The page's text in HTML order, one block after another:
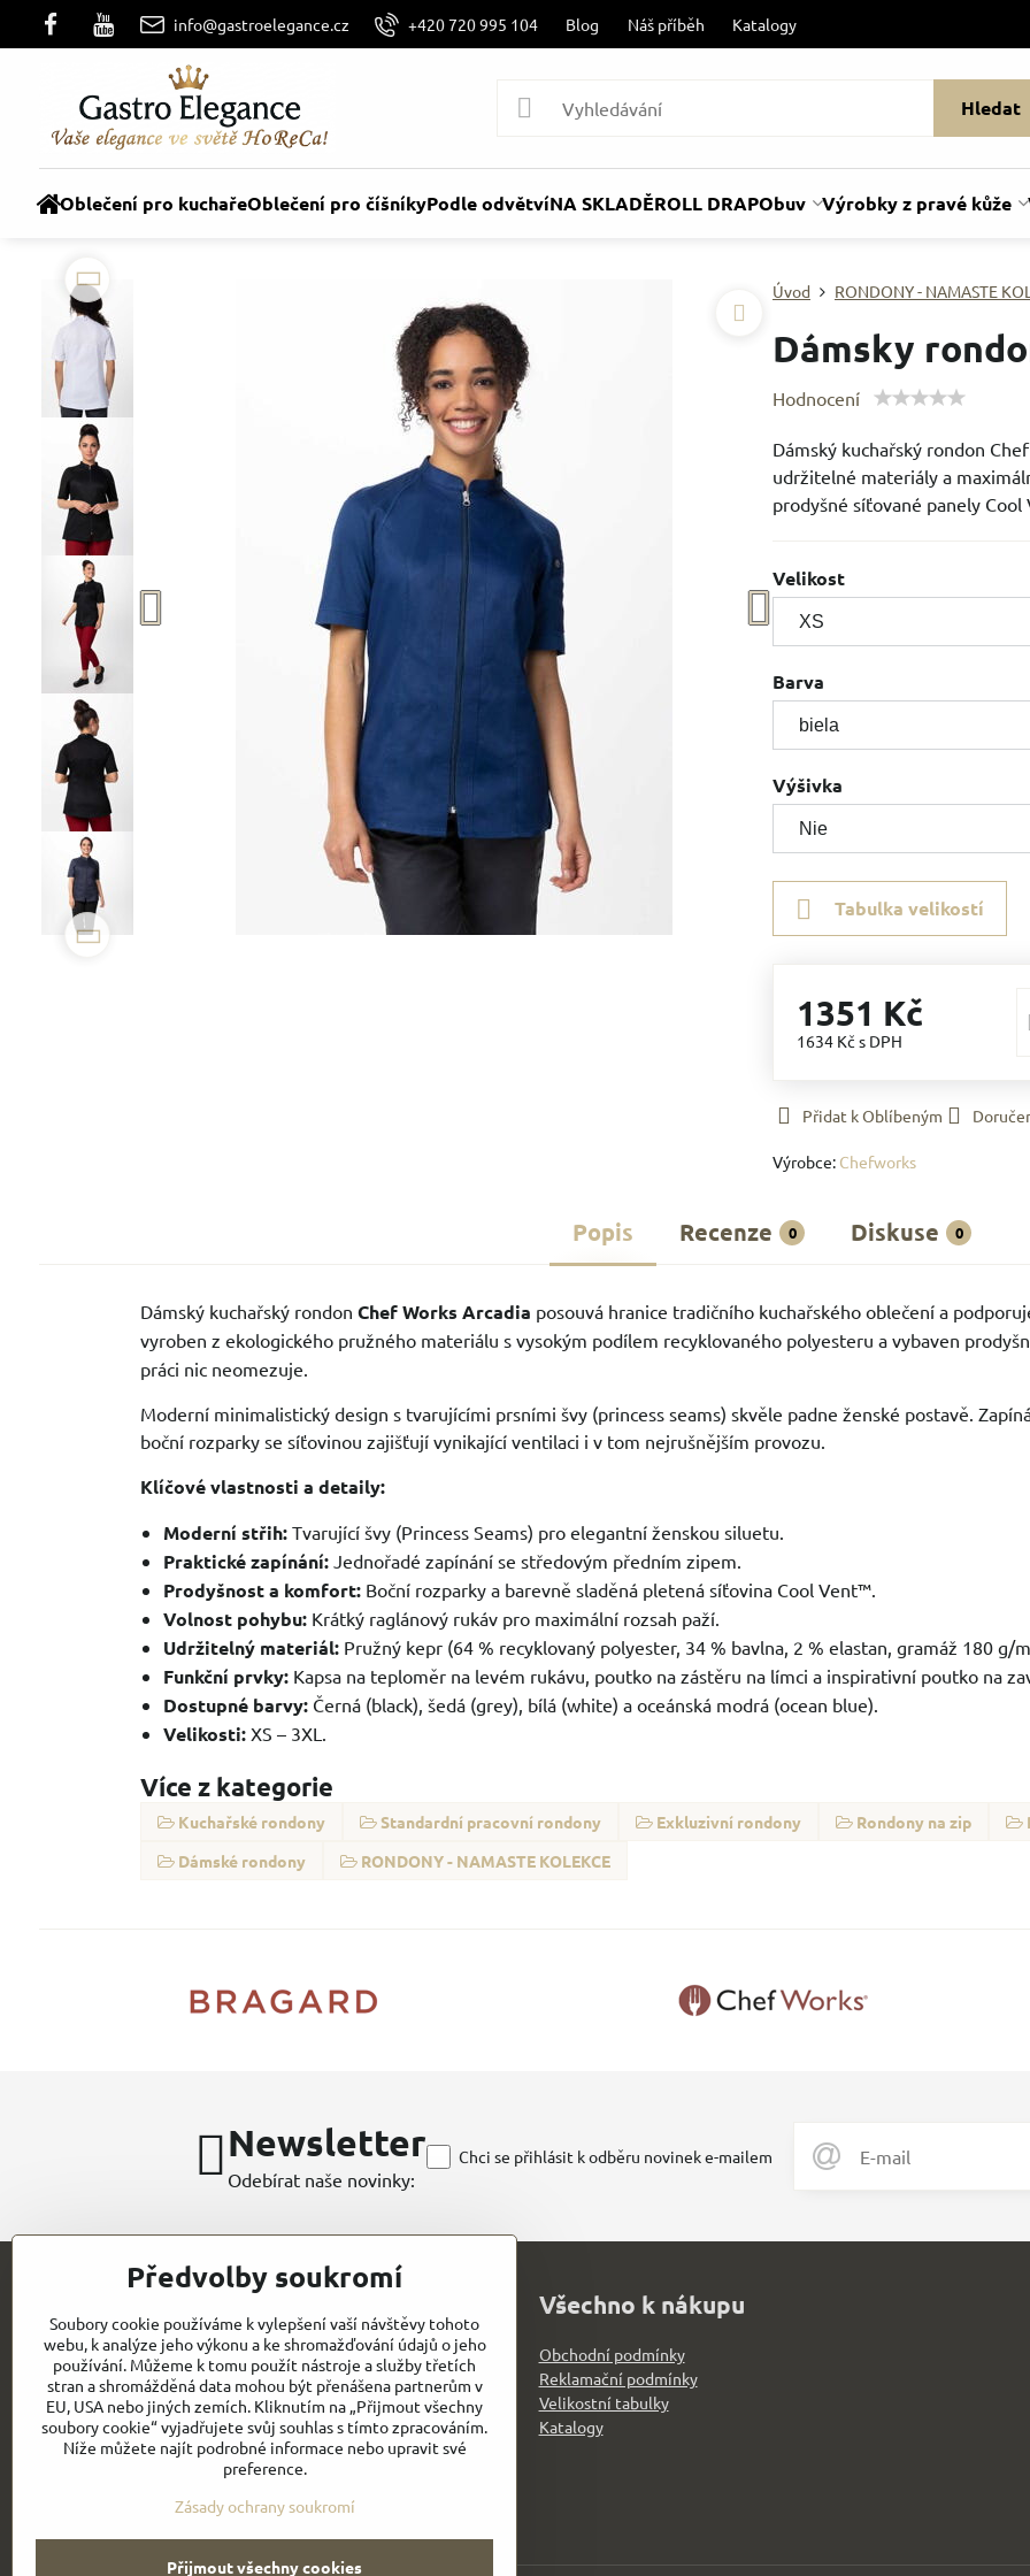
info@gastroelegance.cz +420 720 995 104 Blog Náš příběh Katalogy
Hledat
Oblečení pro kuchařeOblečení pro číšníkyPodle odvětvíNA SKLADĚROLL DRAPObuv Výrobky z pravé kůže
Úvod RONDONY - NAMASTE
Dámsky
Hodnocení
Dámský kuchařský rondon
udržitelné materiály a
prodyšné síťované panely
Velikost
Barva
Výšivka
Tabulka velikostí
1351 Kč
1634 Kč s DPH
Přidat k Oblíbeným
Výrobce: Chefworks
Popis Recenze 0 Diskuse 0
Dámský kuchařský rondon Chef Works Arcadia posouvá hranice tradičního kuchařského oblečení a
vyroben z ekologického pružného materiálu s vysokým podílem recyklovaného polyesteru a vybaven
práci nic neomezuje.
Moderní minimalistický design s tvarujícími prsními švy (princess seams) skvěle padne ženské postavě.
boční rozparky se síťovinou zajišťují vynikající ventilaci i v tom nejrušnějším provozu.
Klíčové vlastnosti a detaily:
Moderní střih:Tvarující švy (Princess Seams) pro elegantní ženskou siluetu.
Praktické zapínání:Jednořadé zapínání se středovým předním zipem.
Prodyšnost a komfort:Boční rozparky a barevně sladěná pletená síťovina Cool Vent™.
Volnost pohybu:Krátký raglánový rukáv pro maximální rozsah paží.
Udržitelný materiál:Pružný kepr (64 % recyklovaný polyester, 34 % bavlna, 2 % elastan, gramáž 180 g/
Funkční prvky:Kapsa na teploměr na levém rukávu, poutko na zástěru na límci a inspirativní poutko na
Dostupné barvy:Černá (black), šedá (grey), bílá (white) a oceánská modrá (ocean blue).
Velikosti:XS – 3XL.
Více z kategorie
Kuchařské rondony Standardní pracovní rondony Exkluzivní rondony Rondony na zip
Dámské rondony
RONDONY - NAMASTE KOLEKCE
Newsletter
Odebírat naše novinky:
Chci se přihlásit k odběru novinek e-mailem
CHEFWORKS / BRAGARD / ROLLDRAP
GASTROELEGANCE s.r.o
Milady Horákové 852/82
CZ- PRAHA 7
IČO: 28258096
DIČ: CZ28258096
info@gastroelegance.cz
Obchodní
podmínky
Všechno k nákupu
Obchodní podmínky
Reklamační podmínky
Velikostní tabulky
Katalogy
Předvolby soukromí
Soubory cookie používáme k vylepšení vaší návštěvy tohoto
webu, k analýze jeho výkonu a ke shromažďování údajů o jeho
používání. Můžeme k tomu použít nástroje a služby třetích
stran a shromážděná data mohou být přenášena partnerům v
EU, USA nebo jiných zemích. Kliknutím na „Přijmout všechny
soubory cookie“ vyjadřujete svůj souhlas s tímto zpracováním.
Níže můžete najít podrobné informace nebo upravit své
preference.
Zásady ochrany soukromí
Přijmout všechny cookies